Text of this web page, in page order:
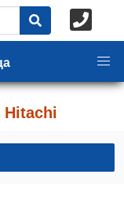
Hitachi